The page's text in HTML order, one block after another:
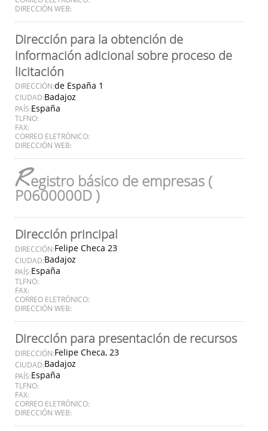
DIRECCIÓN WEB:
Dirección para la obtención de
información adicional sobre proceso de
licitación
DIRECCIÓN:de España 1
CIUDAD:Badajoz
PAÍS:España
TLFNO:
FAX:
CORREO ELETRÓNICO:
DIRECCIÓN WEB:
Registro básico de empresas (
P0600000D )
Dirección principal
DIRECCIÓN:Felipe Checa 23
CIUDAD:Badajoz
PAÍS:España
TLFNO:
FAX:
CORREO ELETRÓNICO:
DIRECCIÓN WEB:
Dirección para presentación de recursos
DIRECCIÓN:Felipe Checa, 23
CIUDAD:Badajoz
PAÍS:España
TLFNO:
FAX:
CORREO ELETRÓNICO:
DIRECCIÓN WEB: